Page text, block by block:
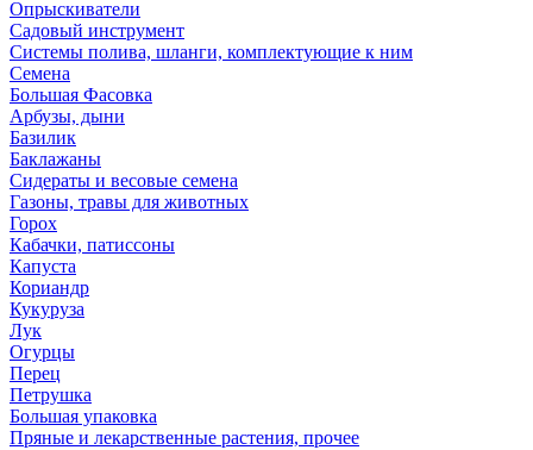
Опрыскиватели
Садовый инструмент
Системы полива, шланги, комплектующие к ним
Семена
Большая Фасовка
Арбузы, дыни
Базилик
Баклажаны
Сидераты и весовые семена
Газоны, травы для животных
Горох
Кабачки, патиссоны
Капуста
Кориандр
Кукуруза
Лук
Огурцы
Перец
Петрушка
Большая упаковка
Пряные и лекарственные растения, прочее